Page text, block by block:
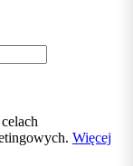
Więcej